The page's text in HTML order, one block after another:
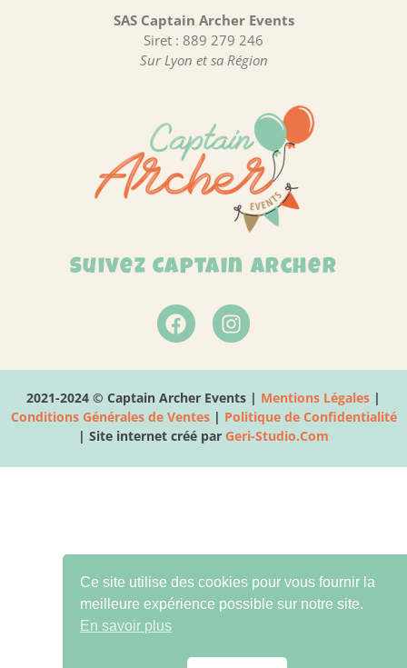
SAS Captain Archer Events
Siret : 889 279 246
Sur Lyon et sa Région
Suivez Captain Archer
2021-2024 © Captain Archer Events | Mentions Légales |
Conditions Générales de Ventes| Politique de Confidentialité
| Site internet créé par Geri-Studio.Com
Ce site utilise des cookies pour vous fournir la
meilleure expérience possible sur notre site.
En savoir plus